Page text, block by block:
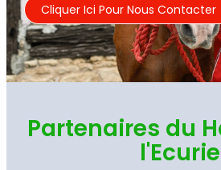
Cliquer Ici Pour Nous Contacter
Partenaires du
l'Ecurie